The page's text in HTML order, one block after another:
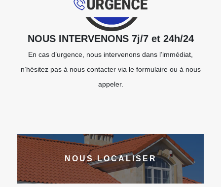
NOUS INTERVENONS 7j/7 et 24h/24
En cas d’urgence, nous intervenons dans l’immédiat,
n’hésitez pas à nous contacter via le formulaire ou à nous
appeler.
NOUS LOCALISER